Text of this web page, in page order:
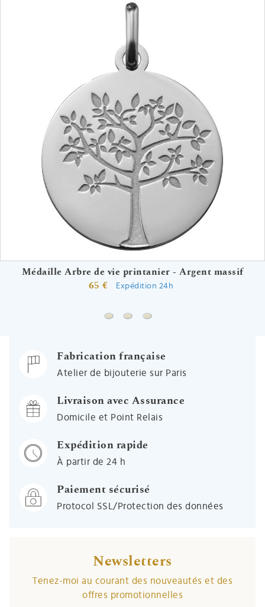
Médaille Arbre de vie printanier - Argent massif
65 €
Expédition 24h
Fabrication française
Atelier de bijouterie sur Paris
Livraison avec Assurance
Domicile et Point Relais
Expédition rapide
À partir de 24 h
Paiement sécurisé
Protocol SSL/Protection des données
Newsletters
Tenez-moi au courant des nouveautés et des
offres promotionnelles